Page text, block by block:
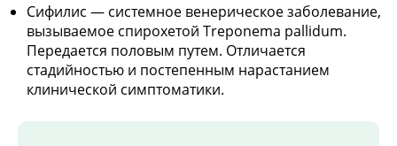
Сифилис — системное венерическое заболевание,
вызываемое спирохетой Treponema pallidum.
Передается половым путем. Отличается
стадийностью и постепенным нарастанием
клинической симптоматики.